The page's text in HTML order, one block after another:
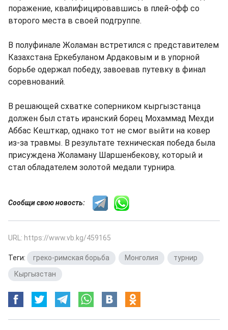
поражение, квалифицировавшись в плей-офф со
второго места в своей подгруппе.
В полуфинале Жоламан встретился с представителем
Казахстана Еркебуланом Ардаковым и в упорной
борьбе одержал победу, завоевав путевку в финал
соревнований.
В решающей схватке соперником кыргызстанца
должен был стать иранский борец Мохаммад Мехди
Аббас Кешткар, однако тот не смог выйти на ковер
из-за травмы. В результате техническая победа была
присуждена Жоламану Шаршенбекову, который и
стал обладателем золотой медали турнира.
Сообщи свою новость:
URL: https://www.vb.kg/459165
Теги: греко-римская борьба Монголия турнир
Кыргызстан